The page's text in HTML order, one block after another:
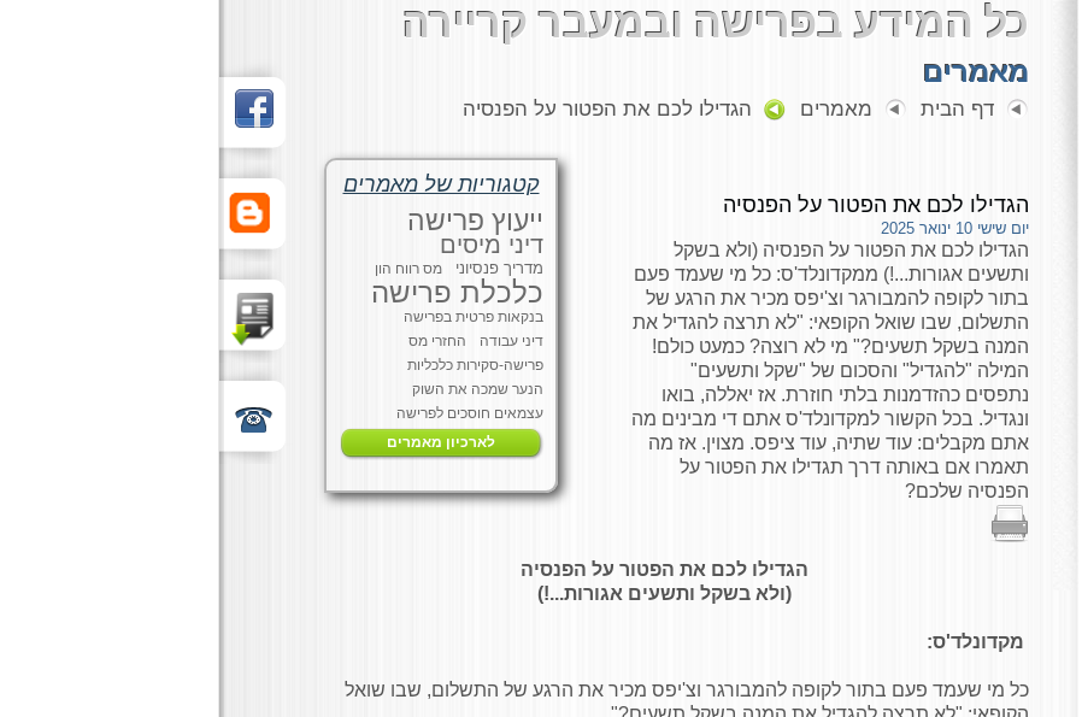
כל המידע בפרישה ובמעבר קריירה
מאמרים
דף הבית מאמרים הגדילו לכם את הפטור על הפנסיה
הגדילו לכם את הפטור על הפנסיה
יום שישי 10 ינואר 2025
הגדילו לכם את הפטור על הפנסיה (ולא בשקל
ותשעים אגורות...!) ממקדונלד'ס: כל מי שעמד פעם
בתור לקופה להמבורגר וצ'יפס מכיר את הרגע של
התשלום, שבו שואל הקופאי: "לא תרצה להגדיל את
המנה בשקל תשעים?" מי לא רוצה? כמעט כולם!
המילה "להגדיל" והסכום של "שקל ותשעים"
נתפסים כהזדמנות בלתי חוזרת. אז יאללה, בואו
ונגדיל. בכל הקשור למקדונלד'ס אתם די מבינים מה
אתם מקבלים: עוד שתיה, עוד ציפס. מצוין. אז מה
תאמרו אם באותה דרך תגדילו את הפטור על
הפנסיה שלכם?
קטגוריות של מאמרים
ייעוץ פרישה
דיני מיסים
מדריך פנסיוני מס רווח הון
כלכלת פרישה
בנקאות פרטית בפרישה
דיני עבודה
החזרי מס
פרישה-סקירות כלכליות
הנער שמכה את השוק
עצמאים חוסכים לפרישה
לארכיון מאמרים
הגדילו לכם את הפטור על הפנסיה
(ולא בשקל ותשעים אגורות...!)
מקדונלד'ס:
כל מי שעמד פעם בתור לקופה להמבורגר וצ'יפס מכיר את הרגע של התשלום, שבו שואל